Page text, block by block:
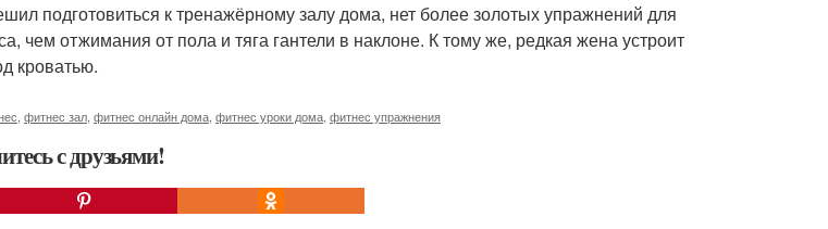
подготовиться к тренажёрному залу дома, нет более золотых упражнений для
чем отжимания от пола и тяга гантели в наклоне. К тому же, редкая жена устроит
кроватью.
фитнес зал фитнес онлайн дома фитнес уроки дома фитнес упражнения
с друзьями!